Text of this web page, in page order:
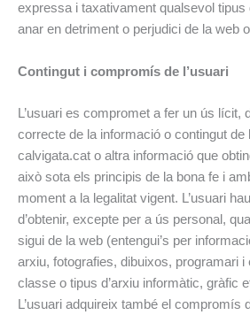
expressa i taxativament qualsevol tipus
anar en detriment o perjudici de la web
Contingut i compromís de l’usuari
L’usuari es compromet a fer un ús lícit,
correcte de la informació o contingut de
calvigata.cat o altra informació que
això sota els principis de la bona fe i
moment a la legalitat vigent. L’usuari
d’obtenir, excepte per a ús personal,
sigui de la web (entengui’s per
arxiu, fotografies, dibuixos, programari i
classe o tipus d’arxiu informàtic, gràfic
L’usuari adquireix també el compromís